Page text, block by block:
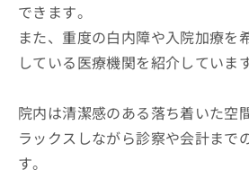
できます。
また、重度の白内障や入院加療を
している医療機関を紹介しています
院内は清潔感のある落ち着いた空
ラックスしながら診察や会計まで
す。